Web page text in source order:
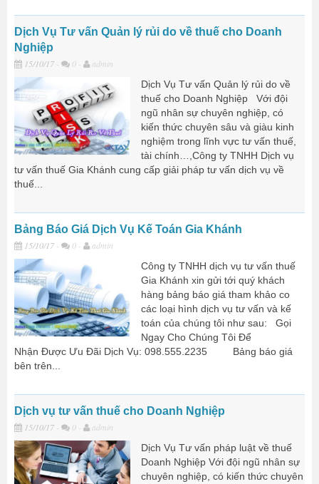
Dịch Vụ Tư vấn Quản lý rủi do về thuế cho Doanh
Nghiệp
15/10/17 - 0 -
admin
Dịch Vụ Tư vấn Quản lý rủi do về
thuế cho Doanh Nghiệp Với đội
ngũ nhân sự chuyên nghiệp, có
kiến thức chuyên sâu và giàu kinh
nghiệm trong lĩnh vực tư vấn thuế,
tài chính…,Công ty TNHH Dịch vụ
tư vấn thuế Gia Khánh cung cấp giải pháp tư vấn dịch vụ về
thuế...
Bảng Báo Giá Dịch Vụ Kế Toán Gia Khánh
15/10/17 - 0 -
admin
Công ty TNHH dịch vụ tư vấn thuế
Gia Khánh xin gửi tới quý khách
hàng bảng báo giá tham khảo co
các loại hình dịch vụ tư vấn và kế
toán của chúng tôi như sau: Gọi
Ngay Cho Chúng Tôi Để
Nhận Được Ưu Đãi Dịch Vụ: 098.555.2235 Bảng báo giá
bên trên...
Dịch vụ tư vấn thuế cho Doanh Nghiệp
15/10/17 - 0 -
admin
Dịch Vụ Tư vấn pháp luật về thuế
Doanh Nghiệp Với đội ngũ nhân sự
chuyên nghiệp, có kiến thức chuyên